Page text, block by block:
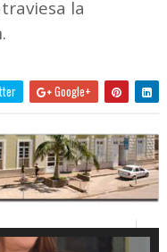
la
Google+